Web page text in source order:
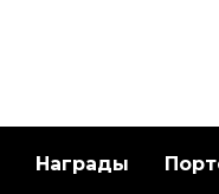
Награды